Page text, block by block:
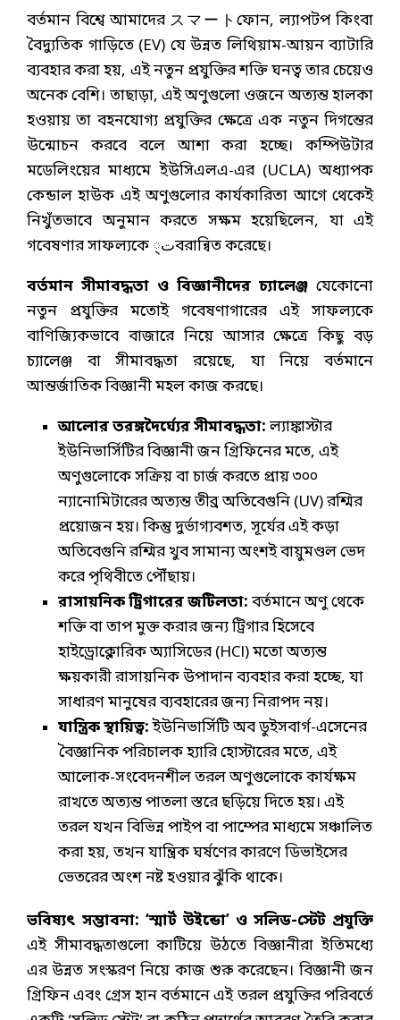
বর্তমান বিশ্বে আমাদের スマートফোন, ল্যাপটপ কিংবা
বৈদ্যুতিক গাড়িতে (EV) যে উন্নত লিথিয়াম-আয়ন ব্যাটারি
ব্যবহার করা হয়, এই নতুন প্রযুক্তির শক্তি ঘনত্ব তার চেয়েও
অনেক বেশি। তাছাড়া, এই অণুগুলো ওজনে অত্যন্ত হালকা
হওয়ায় তা বহনযোগ্য প্রযুক্তির ক্ষেত্রে এক নতুন দিগন্তের
উন্মোচন করবে বলে আশা করা হচ্ছে। কম্পিউটার
মডেলিংয়ের মাধ্যমে ইউসিএলএ-এর (UCLA) অধ্যাপক
কেন্ডাল হাউক এই অণুগুলোর কার্যকারিতা আগে থেকেই
নিখুঁতভাবে অনুমান করতে সক্ষম হয়েছিলেন, যা এই
গবেষণার সাফল্যকে ت্বরান্বিত করেছে।
বর্তমান সীমাবদ্ধতা ও বিজ্ঞানীদের চ্যালেঞ্জ যেকোনো
নতুন প্রযুক্তির মতোই গবেষণাগারের এই সাফল্যকে
বাণিজ্যিকভাবে বাজারে নিয়ে আসার ক্ষেত্রে কিছু বড়
চ্যালেঞ্জ বা সীমাবদ্ধতা রয়েছে, যা নিয়ে বর্তমানে
আন্তর্জাতিক বিজ্ঞানী মহল কাজ করছে।
আলোর তরঙ্গদৈর্ঘ্যের সীমাবদ্ধতা: ল্যাঙ্কাস্টার
ইউনিভার্সিটির বিজ্ঞানী জন গ্রিফিনের মতে, এই
অণুগুলোকে সক্রিয় বা চার্জ করতে প্রায় ৩০০
ন্যানোমিটারের অত্যন্ত তীব্র অতিবেগুনি (UV) রশ্মির
প্রয়োজন হয়। কিন্তু দুর্ভাগ্যবশত, সূর্যের এই কড়া
অতিবেগুনি রশ্মির খুব সামান্য অংশই বায়ুমণ্ডল ভেদ
করে পৃথিবীতে পৌঁছায়।
রাসায়নিক ট্রিগারের জটিলতা: বর্তমানে অণু থেকে
শক্তি বা তাপ মুক্ত করার জন্য ট্রিগার হিসেবে
হাইড্রোক্লোরিক অ্যাসিডের (HCl) মতো অত্যন্ত
ক্ষয়কারী রাসায়নিক উপাদান ব্যবহার করা হচ্ছে, যা
সাধারণ মানুষের ব্যবহারের জন্য নিরাপদ নয়।
যান্ত্রিক স্থায়িত্ব:ইউনিভার্সিটি অব ডুইসবার্গ-এসেনের
বৈজ্ঞানিক পরিচালক হ্যারি হোস্টারের মতে, এই
আলোক-সংবেদনশীল তরল অণুগুলোকে কার্যক্ষম
রাখতে অত্যন্ত পাতলা স্তরে ছড়িয়ে দিতে হয়। এই
তরল যখন বিভিন্ন পাইপ বা পাম্পের মাধ্যমে সঞ্চালিত
করা হয়, তখন যান্ত্রিক ঘর্ষণের কারণে ডিভাইসের
ভেতরের অংশ নষ্ট হওয়ার ঝুঁকি থাকে।
ভবিষ্যৎ সম্ভাবনা: ‘স্মার্ট উইন্ডো’ ও সলিড-স্টেট প্রযুক্তি
এই সীমাবদ্ধতাগুলো কাটিয়ে উঠতে বিজ্ঞানীরা ইতিমধ্যে
এর উন্নত সংস্করণ নিয়ে কাজ শুরু করেছেন। বিজ্ঞানী জন
গ্রিফিন এবং গ্রেস হান বর্তমানে এই তরল প্রযুক্তির পরিবর্তে